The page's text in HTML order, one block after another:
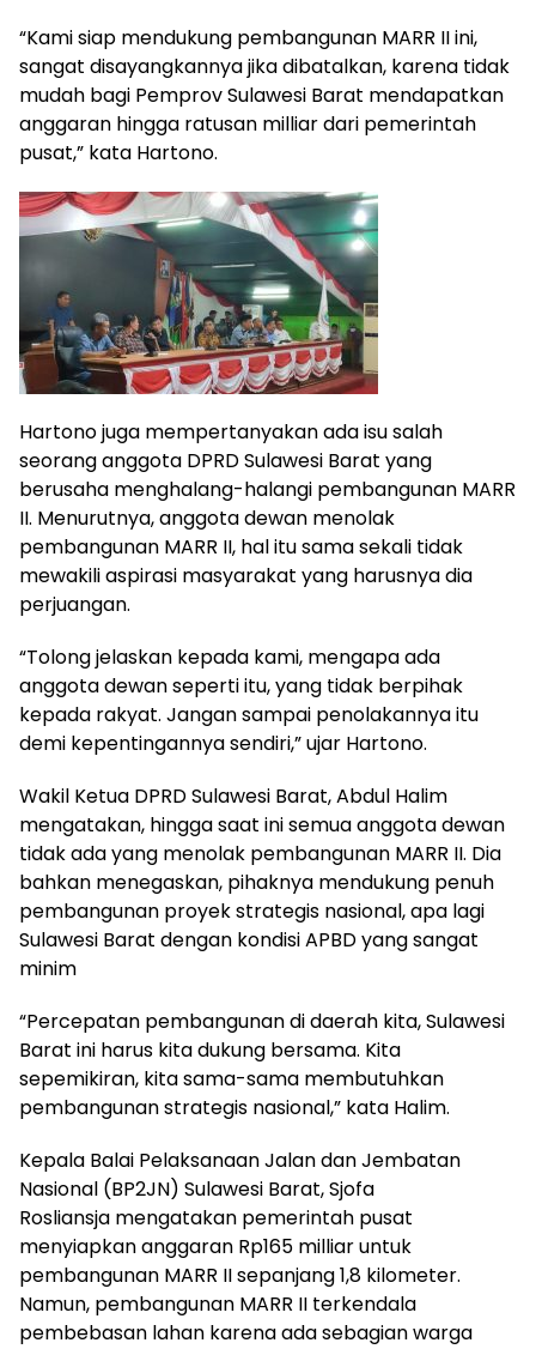
“Kami siap mendukung pembangunan MARR II ini,
sangat disayangkannya jika dibatalkan, karena tidak
mudah bagi Pemprov Sulawesi Barat mendapatkan
anggaran hingga ratusan milliar dari pemerintah
pusat,” kata Hartono.
Hartono juga mempertanyakan ada isu salah
seorang anggota DPRD Sulawesi Barat yang
berusaha menghalang-halangi pembangunan MARR
II. Menurutnya, anggota dewan menolak
pembangunan MARR II, hal itu sama sekali tidak
mewakili aspirasi masyarakat yang harusnya dia
perjuangan.
“Tolong jelaskan kepada kami, mengapa ada
anggota dewan seperti itu, yang tidak berpihak
kepada rakyat. Jangan sampai penolakannya itu
demi kepentingannya sendiri,” ujar Hartono.
Wakil Ketua DPRD Sulawesi Barat, Abdul Halim
mengatakan, hingga saat ini semua anggota dewan
tidak ada yang menolak pembangunan MARR II. Dia
bahkan menegaskan, pihaknya mendukung penuh
pembangunan proyek strategis nasional, apa lagi
Sulawesi Barat dengan kondisi APBD yang sangat
minim
“Percepatan pembangunan di daerah kita, Sulawesi
Barat ini harus kita dukung bersama. Kita
sepemikiran, kita sama-sama membutuhkan
pembangunan strategis nasional,” kata Halim.
Kepala Balai Pelaksanaan Jalan dan Jembatan
Nasional (BP2JN) Sulawesi Barat, Sjofa
Rosliansja mengatakan pemerintah pusat
menyiapkan anggaran Rp165 milliar untuk
pembangunan MARR II sepanjang 1,8 kilometer.
Namun, pembangunan MARR II terkendala
pembebasan lahan karena ada sebagian warga